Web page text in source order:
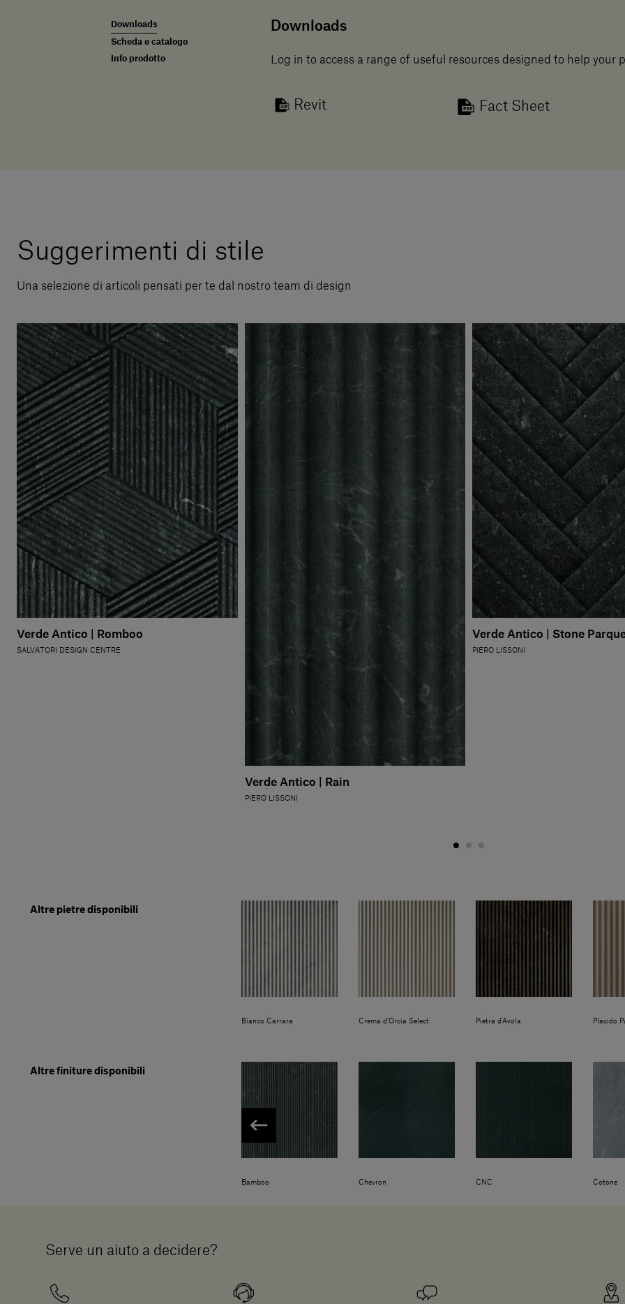
Downloads
Scheda e catalogo
Info prodotto
Downloads
Log in to access a range of useful resources designed to help your
Revit Fact Sheet
Suggerimenti di stile
Una selezione di articoli pensati per te dal nostro team di design
Verde Antico | Romboo
SALVATORI DESIGN CENTRE
Verde Antico | Rain
PIERO LISSONI
Verde Antico | Stone
PIERO LISSONI
Altre pietre disponibili
Bianco Carrara Crema d'Orcia Select Pietra d'Avola Placido
Altre finiture disponibili
Bamboo Chevron CNC Cotone
Serve un aiuto a decidere?